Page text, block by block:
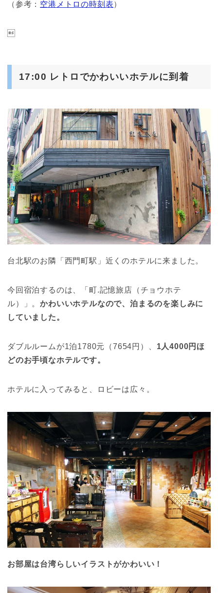
（参考： 空港メトロの時刻表）

17:00 レトロでかわいいホテルに到着
台北駅のお隣「西門町駅」近くのホテルに来ました。
今回宿泊するのは、「町.記憶旅店（チョウホテ
ル）」。かわいいホテルなので、泊まるのを楽しみに
していました。
ダブルルームが1泊1780元（7654円）、 1人4000円ほ
どのお手頃なホテルです。
ホテルに入ってみると、ロビーは広々。
お部屋は台湾らしいイラストがかわいい！